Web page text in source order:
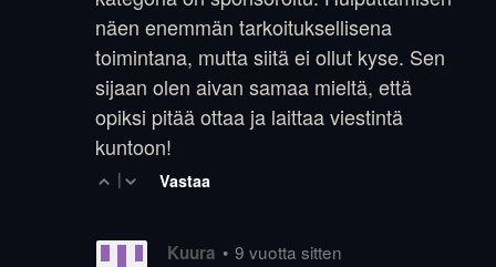
näen enemmän tarkoituksellisena
toimintana, mutta siitä ei ollut kyse. Sen
sijaan olen aivan samaa mieltä, että
opiksi pitää ottaa ja laittaa viestintä
kuntoon!
| Vastaa
Kuura • 9 vuotta sitten